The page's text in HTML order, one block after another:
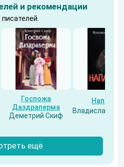
и рекомендации
Госпожа
Даздраперма
Деметрий Скиф
Напарник
Владислав
ещё